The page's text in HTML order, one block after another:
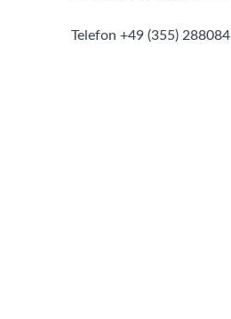
Telefon +49 (355) 288084